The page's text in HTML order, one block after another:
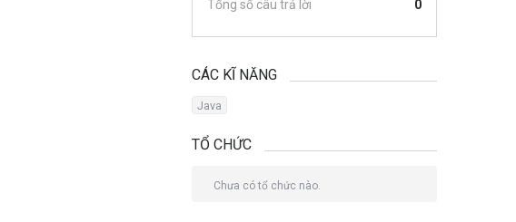
Tổng số câu trả lời
0
CÁC KĨ NĂNG
Java
TỔ CHỨC
Chưa có tổ chức nào.